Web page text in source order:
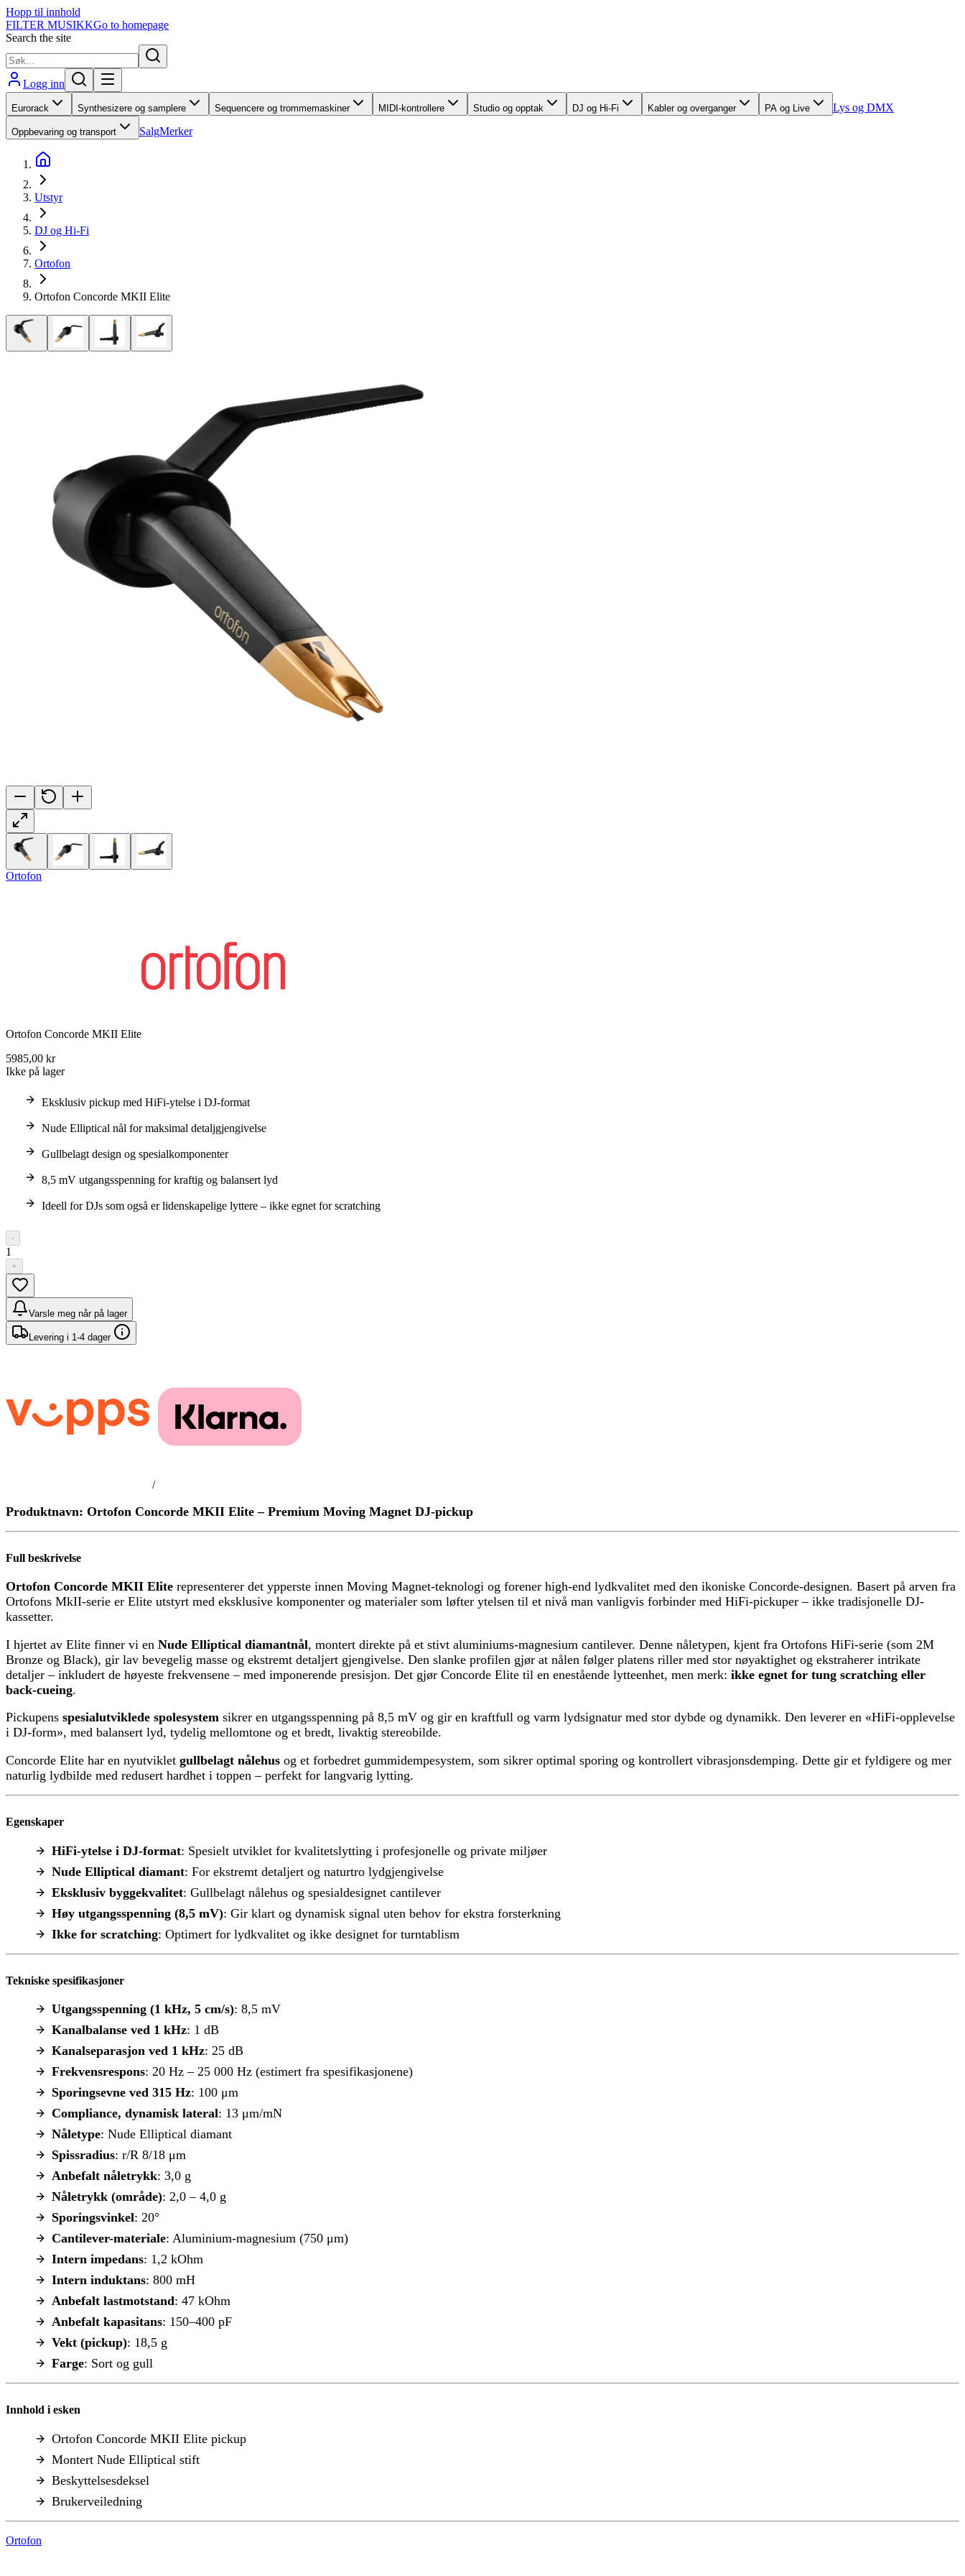
Hopp til innhold
FILTER MUSIKKGo to homepage
Search the site
Logg inn
Eurorack Synthesizere og samplere Sequencere og trommemaskiner MIDI-kontrollere Studio og opptak DJ og Hi-Fi Kabler og overganger PA og Live Lys og DMX
Oppbevaring og transport SalgMerker
Utstyr
DJ og Hi-Fi
Ortofon
Ortofon Concorde MKII Elite
Ortofon
Ortofon Concorde MKII Elite
5985,00 kr
Ikke på lager
Eksklusiv pickup med HiFi-ytelse i DJ-format
Nude Elliptical nål for maksimal detaljgjengivelse
Gullbelagt design og spesialkomponenter
8,5 mV utgangsspenning for kraftig og balansert lyd
Ideell for DJs som også er lidenskapelige lyttere – ikke egnet for scratching
-
1
+
Varsle meg når på lager
Levering i 1-4 dager
/
Produktnavn: Ortofon Concorde MKII Elite – Premium Moving Magnet DJ-pickup
Full beskrivelse
Ortofon Concorde MKII Elite representerer det ypperste innen Moving Magnet-teknologi og forener high-end lydkvalitet med den ikoniske Concorde-designen. Basert på arven fra
Ortofons MkII-serie er Elite utstyrt med eksklusive komponenter og materialer som løfter ytelsen til et nivå man vanligvis forbinder med HiFi-pickuper – ikke tradisjonelle DJ-
kassetter.
I hjertet av Elite finner vi en Nude Elliptical diamantnål, montert direkte på et stivt aluminiums-magnesium cantilever. Denne nåletypen, kjent fra Ortofons HiFi-serie (som 2M
Bronze og Black), gir lav bevegelig masse og ekstremt detaljert gjengivelse. Den slanke profilen gjør at nålen følger platens riller med stor nøyaktighet og ekstraherer intrikate
detaljer – inkludert de høyeste frekvensene – med imponerende presisjon. Det gjør Concorde Elite til en enestående lytteenhet, men merk: ikke egnet for tung scratching eller
back-cueing.
Pickupens spesialutviklede spolesystem sikrer en utgangsspenning på 8,5 mV og gir en kraftfull og varm lydsignatur med stor dybde og dynamikk. Den leverer en «HiFi-opplevelse
i DJ-form», med balansert lyd, tydelig mellomtone og et bredt, livaktig stereobilde.
Concorde Elite har en nyutviklet gullbelagt nålehus og et forbedret gummidempesystem, som sikrer optimal sporing og kontrollert vibrasjonsdemping. Dette gir et fyldigere og mer
naturlig lydbilde med redusert hardhet i toppen – perfekt for langvarig lytting.
Egenskaper
HiFi-ytelse i DJ-format: Spesielt utviklet for kvalitetslytting i profesjonelle og private miljøer
Nude Elliptical diamant: For ekstremt detaljert og naturtro lydgjengivelse
Eksklusiv byggekvalitet: Gullbelagt nålehus og spesialdesignet cantilever
Høy utgangsspenning (8,5 mV): Gir klart og dynamisk signal uten behov for ekstra forsterkning
Ikke for scratching: Optimert for lydkvalitet og ikke designet for turntablism
Tekniske spesifikasjoner
Utgangsspenning (1 kHz, 5 cm/s): 8,5 mV
Kanalbalanse ved 1 kHz: 1 dB
Kanalseparasjon ved 1 kHz: 25 dB
Frekvensrespons: 20 Hz – 25 000 Hz (estimert fra spesifikasjonene)
Sporingsevne ved 315 Hz: 100 μm
Compliance, dynamisk lateral: 13 μm/mN
Nåletype: Nude Elliptical diamant
Spissradius: r/R 8/18 μm
Anbefalt nåletrykk: 3,0 g
Nåletrykk (område): 2,0 – 4,0 g
Sporingsvinkel: 20°
Cantilever-materiale: Aluminium-magnesium (750 μm)
Intern impedans: 1,2 kOhm
Intern induktans: 800 mH
Anbefalt lastmotstand: 47 kOhm
Anbefalt kapasitans: 150–400 pF
Vekt (pickup): 18,5 g
Farge: Sort og gull
Innhold i esken
Ortofon Concorde MKII Elite pickup
Montert Nude Elliptical stift
Beskyttelsesdeksel
Brukerveiledning
Ortofon